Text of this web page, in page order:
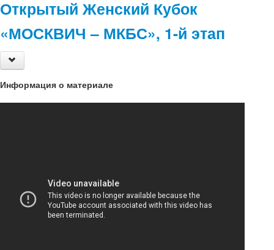
Открытый Женский Кубок
«МОСКВИЧ – МКБС», 1-й этап
Информация о материале